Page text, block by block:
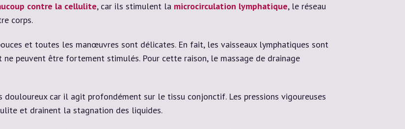
contre la cellulite, car ils stimulent la microcirculation lymphatique, le réseau
corps.
et toutes les manœuvres sont délicates. En fait, les vaisseaux lymphatiques sont
peuvent être fortement stimulés. Pour cette raison, le massage de drainage
douloureux car il agit profondément sur le tissu conjonctif. Les pressions vigoureuses
et drainent la stagnation des liquides.